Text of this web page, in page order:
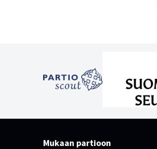
Mukaan partioon